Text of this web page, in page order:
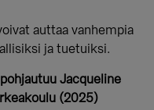
auttaa vanhempia
ja tuetuiksi.
Jacqueline
(2025)